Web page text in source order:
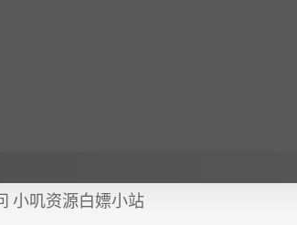
小叽资源白嫖小站